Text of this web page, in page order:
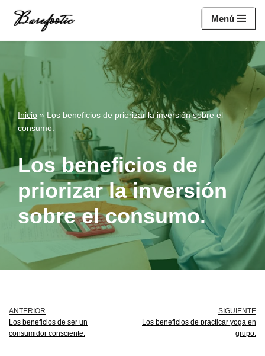
contenido
Menú
Inicio »Los beneficios de priorizar la inversión sobre el
consumo.
Los beneficios de
priorizar la inversión
sobre el consumo.
ANTERIOR
Los beneficios de ser un
consumidor consciente.
SIGUIENTE
Los beneficios de practicar yoga en
grupo.